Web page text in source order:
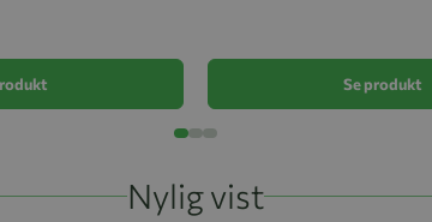
Se produkt
Nylig vist